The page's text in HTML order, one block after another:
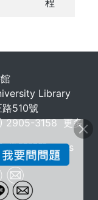
程
Library
510號
2905-3158更多
常問問題 FAQs